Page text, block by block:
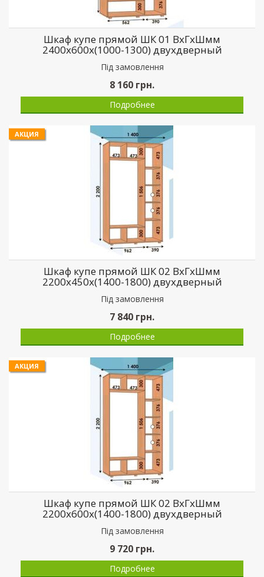
Шкаф купе прямой ШК 01 ВхГхШмм
2400х600х(1000-1300) двухдверный
Пiд замовлення
8 160 грн.
Подробнее
АКЦИЯ
Шкаф купе прямой ШК 02 ВхГхШмм
2200х450х(1400-1800) двухдверный
Пiд замовлення
7 840 грн.
Подробнее
АКЦИЯ
Шкаф купе прямой ШК 02 ВхГхШмм
2200х600х(1400-1800) двухдверный
Пiд замовлення
9 720 грн.
Подробнее